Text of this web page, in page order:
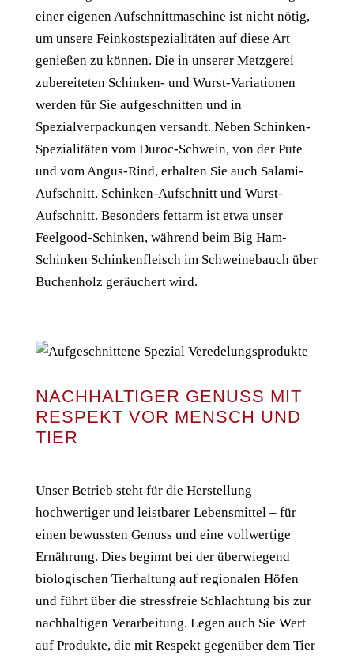
einer eigenen Aufschnittmaschine ist nicht nötig,
um unsere Feinkostspezialitäten auf diese Art
genießen zu können. Die in unserer Metzgerei
zubereiteten Schinken- und Wurst-Variationen
werden für Sie aufgeschnitten und in
Spezialverpackungen versandt. Neben Schinken-
Spezialitäten vom Duroc-Schwein, von der Pute
und vom Angus-Rind, erhalten Sie auch Salami-
Aufschnitt, Schinken-Aufschnitt und Wurst-
Aufschnitt. Besonders fettarm ist etwa unser
Feelgood-Schinken, während beim Big Ham-
Schinken Schinkenfleisch im Schweinebauch über
Buchenholz geräuchert wird.
NACHHALTIGER GENUSS MIT
RESPEKT VOR MENSCH UND
TIER
Unser Betrieb steht für die Herstellung
hochwertiger und leistbarer Lebensmittel – für
einen bewussten Genuss und eine vollwertige
Ernährung. Dies beginnt bei der überwiegend
biologischen Tierhaltung auf regionalen Höfen
und führt über die stressfreie Schlachtung bis zur
nachhaltigen Verarbeitung. Legen auch Sie Wert
auf Produkte, die mit Respekt gegenüber dem Tier